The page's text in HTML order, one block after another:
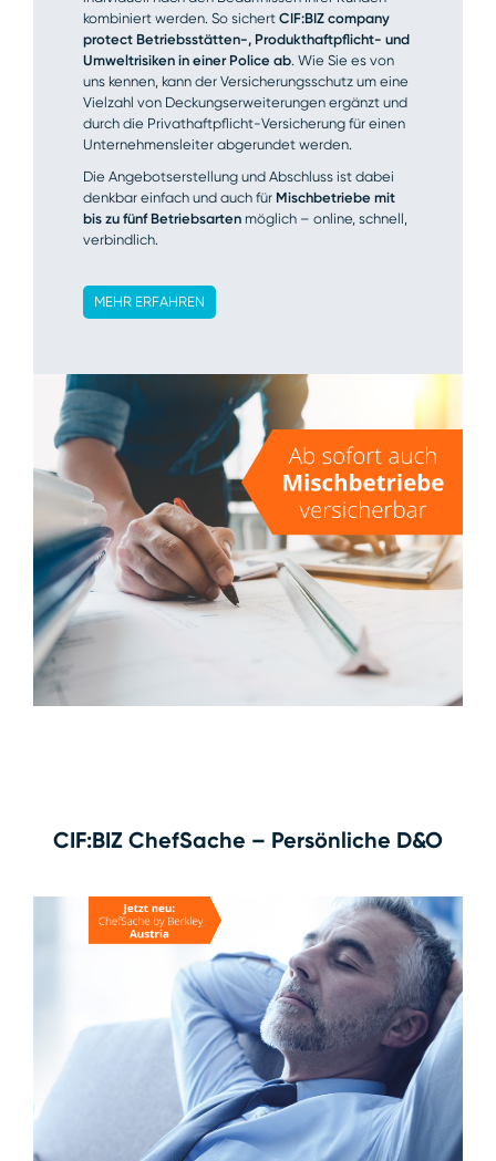
kombiniert werden. So sichert CIF:BIZ company
protect Betriebsstätten-, Produkt­haftpflicht- und
Umweltrisiken in einer Police ab. Wie Sie es von
uns kennen, kann der Versicherungsschutz um eine
Vielzahl von Deckungserweiterungen ergänzt und
durch die Privathaftpflicht-Versicherung für einen
Unternehmensleiter abgerundet werden.
Die Angebotserstellung und Abschluss ist dabei
denkbar einfach und auch für Mischbetriebe mit
bis zu fünf Betriebsarten möglich – online, schnell,
verbindlich.
MEHR ERFAHREN
CIF:BIZ ChefSache – Persönliche D&O